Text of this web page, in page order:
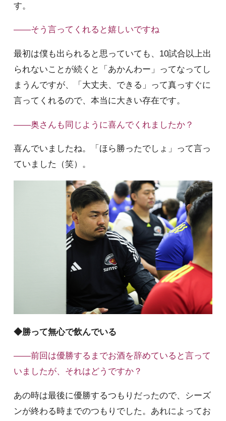
す。
――そう言ってくれると嬉しいですね
最初は僕も出られると思っていても、10試合以上出
られないことが続くと「あかんわー」ってなってし
まうんですが、「大丈夫、できる」って真っすぐに
言ってくれるので、本当に大きい存在です。
――奥さんも同じように喜んでくれましたか？
喜んでいましたね。「ほら勝ったでしょ」って言っ
ていました（笑）。
◆勝って無心で飲んでいる
――前回は優勝するまでお酒を辞めていると言って
いましたが、それはどうですか？
あの時は最後に優勝するつもりだったので、シーズ
ンが終わる時までのつもりでした。あれによってお